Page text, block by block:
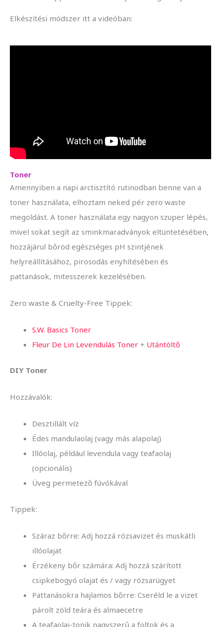
Elkészítési módszer itt a videóban:
Toner
Amennyiben a napi arctisztító rutinodban benne van a
toner használata, elhoztam neked pér zero waste
megoldást. A toner használata egy nagyon szuper lépés,
mivel sokat segít az sminkmaradványok eltüntetésében,
hozzájárul bőröd egészséges pH szintjének
helyreállításához, pirosodás enyhítésében és
pattanások, mitesszerek kezelésében.
Zero waste & Cruelty-Free Tippek:
S.W. Basics Toner
Fleur De Lin Levendulás Toner + Utántöltő
DIY Toner
Hozzávalók:
Desztillált víz
Édes mandulaolaj (vagy más alapolaj)
Illóolaj, például levendula vagy teafaolaj
(opcionális)
Üveg permetező fúvókával
Tippek:
Száraz bőrre: Adj hozzá rózsavizet és muskátli
illóolajat
Érzékeny bőr számára: Adj hozzá szárított
csipkebogyó olajat és / vagy rózsarügyet
Pattanásokra hajlamos bőrre: Cseréld le a vizet
párolt zöld teára és almaecetre
A teafaolaj-tonik nagyszerű a foltok és a